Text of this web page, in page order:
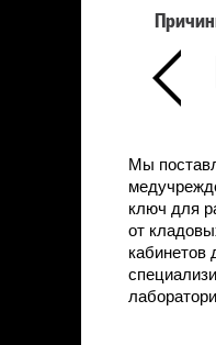
Мы
ключ для
от
кабинетов